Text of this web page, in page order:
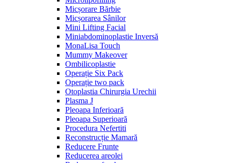
Micșorare Bărbie
Micșorarea Sânilor
Mini Lifting Facial
Miniabdominoplastie Inversă
MonaLisa Touch
Mummy Makeover
Ombilicoplastie
Operație Six Pack
Operație two pack
Otoplastia Chirurgia Urechii
Plasma J
Pleoapa Inferioară
Pleoapa Superioară
Procedura Nefertiti
Reconstrucție Mamară
Reducere Frunte
Reducerea areolei